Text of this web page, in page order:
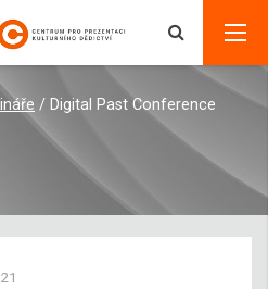
/ Digital Past Conference